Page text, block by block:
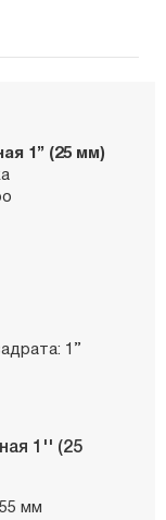
1’’ (25 мм)
1’’
1'' (25
мм